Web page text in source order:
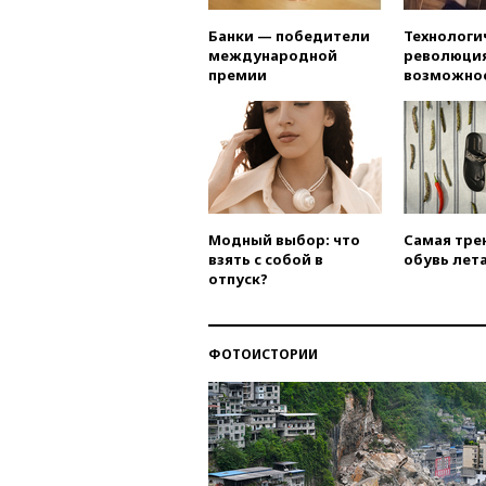
Банки — победители
международной
премии
Модный выбор: что
взять с собой в
отпуск?
Самая
обувь
ФОТОИСТОРИИ